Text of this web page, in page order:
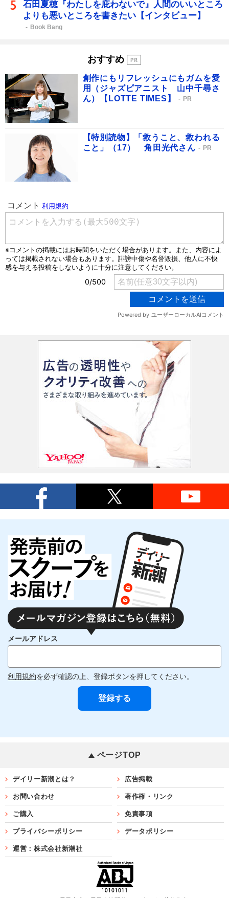
石田夏穂『わたしを庇わないで』人間のいいところ
よりも悪いところを書きたい【インタビュー】
Book Bang
おすすめ
創作にもリフレッシュにもガムを愛
用（ジャズピアニスト 山中千尋さ
ん）【LOTTE TIMES】
PR
【特別読物】「救うこと、救われる
こと」（17） 角田光代さん
PR
メールアドレス
利用規約を必ず確認の上、登録ボタンを押してください。
ページTOP
デイリー新潮とは？ 広告掲載
お問い合わせ 著作権・リンク
ご購入 免責事項
プライバシーポリシー データポリシー
運営：株式会社新潮社